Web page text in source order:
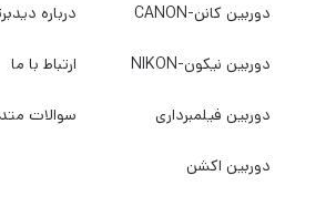
دوربین کانن-CANON
دوربین نیکون-NIKON
دوربین فیلمبرداری
دوربین اکشن
درباره
ارتباط با ما
سوالات